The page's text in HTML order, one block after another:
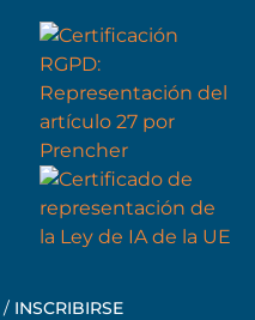
/ INSCRIBIRSE